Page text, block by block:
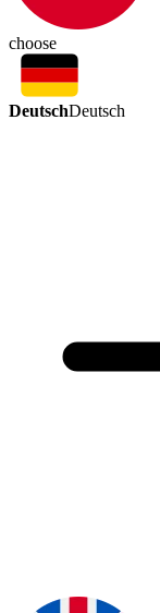
choose
DeutschDeutsch